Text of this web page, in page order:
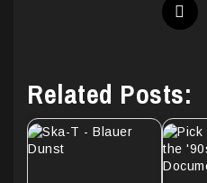
Related Posts: